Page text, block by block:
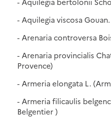
- Aquilegia viscosa
- Arenaria controversa
- Arenaria provincialis
Provence)
- Armeria elongata L.
- Armeria filicaulis
Belgentier )